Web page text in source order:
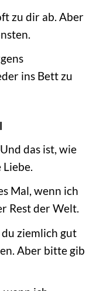
zu dir ab. Aber
ins Bett zu
das ist, wie
Mal, wenn ich
Rest der Welt.
ziemlich gut
Aber bitte gib